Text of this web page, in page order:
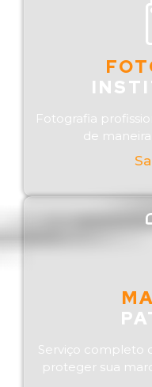
Fotografia
de
Serviço completo
proteger sua